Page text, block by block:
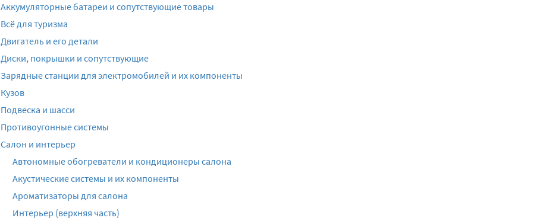
Аккумуляторные батареи и сопутствующие товары
Всё для туризма
Двигатель и его детали
Диски, покрышки и сопутствующие
Зарядные станции для электромобилей и их компоненты
Кузов
Подвеска и шасси
Противоугонные системы
Салон и интерьер
Автономные обогреватели и кондиционеры салона
Акустические системы и их компоненты
Ароматизаторы для салона
Интерьер (верхняя часть)